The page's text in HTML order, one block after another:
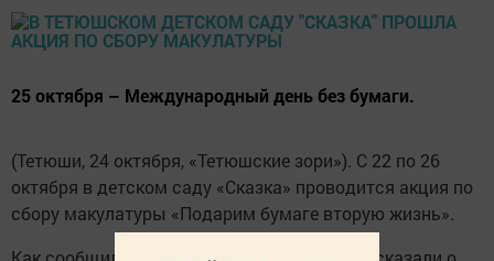
25 октября – Международный день без бумаги.
(Тетюши, 24 октября, «Тетюшские зори»). С 22 по 26
октября в детском саду «Сказка» проводится акция по
сбору макулатуры «Подарим бумаге вторую жизнь».